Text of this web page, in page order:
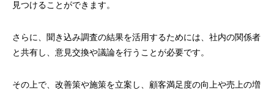
見つけることができます。
さらに、聞き込み調査の結果を活用するためには、社内の関係者
と共有し、意見交換や議論を行うことが必要です。
その上で、改善策や施策を立案し、顧客満足度の向上や売上の増